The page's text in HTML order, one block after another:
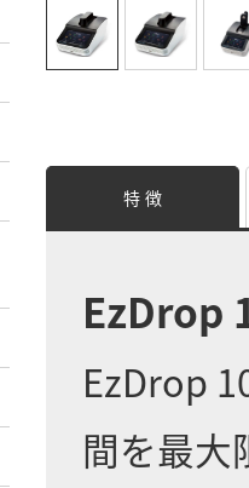
特 徴
EzDrop
EzDrop
間を最大